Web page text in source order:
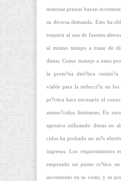
materias primas hayan
su diversa demanda. Esto ha
requerir al uso de fuentes
al mismo tiempo a tratar de
dietas. Como manejo a estos
la prote?na diet?tica contin?a
viable para la reducci?n en los
pr?ctica hace necesario el
amino?cidos limitantes. En
agresiva utilizando dietas en
cidos ha probado ser m?s
ingresos. Los requerimientos
empezado un punto cr?tico
incremento en su costo, y es